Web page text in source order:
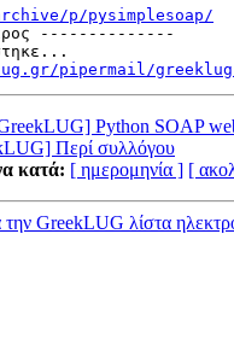
p/pysimplesoap/
--------------
pipermail/greeklug/
Python SOAP
Περί συλλόγου
κατά: [ ημερομηνία ] [
GreekLUG λίστα